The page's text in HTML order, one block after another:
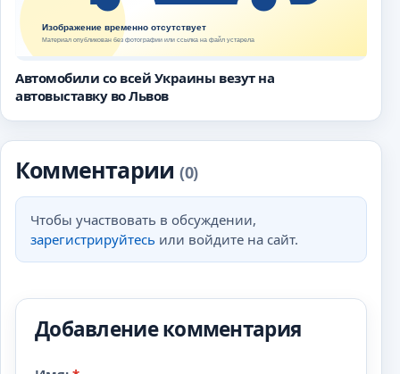
Автомобили со всей Украины везут на
автовыставку во Львов
Комментарии(0)
Чтобы участвовать в обсуждении,
зарегистрируйтесь или войдите на сайт.
Добавление комментария